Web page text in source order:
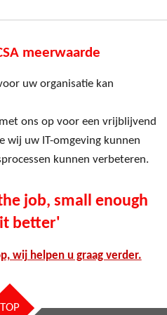
meerwaarde
uw organisatie kan
ons op voor een vrijblijvend
wij uw IT-omgeving kunnen
kunnen verbeteren.
job, small enough
better'
wij helpen u graag verder.
TOP